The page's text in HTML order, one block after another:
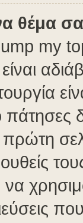
θέμα
my
είναι